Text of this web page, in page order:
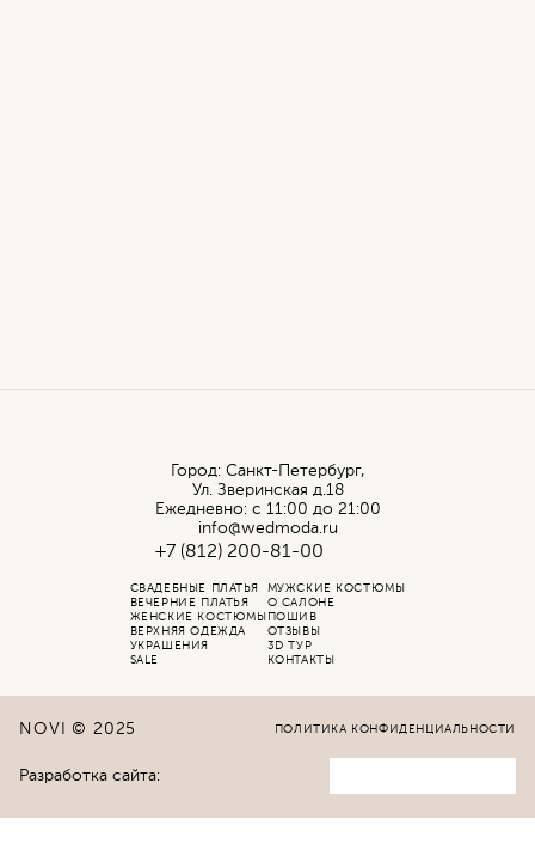
Город: Санкт-Петербург,
Ул. Зверинская д.18
Ежедневно: с 11:00 до 21:00
info@wedmoda.ru
+7 (812) 200-81-00
СВАДЕБНЫЕ ПЛАТЬЯ
ВЕЧЕРНИЕ ПЛАТЬЯ
ЖЕНСКИЕ КОСТЮМЫ
ВЕРХНЯЯ ОДЕЖДА
УКРАШЕНИЯ
SALE
МУЖСКИЕ КОСТЮМЫ
О САЛОНЕ
ПОШИВ
ОТЗЫВЫ
3D ТУР
КОНТАКТЫ
NOVI © 2025 ПОЛИТИКА КОНФИДЕНЦИАЛЬНОСТИ
Разработка сайта: